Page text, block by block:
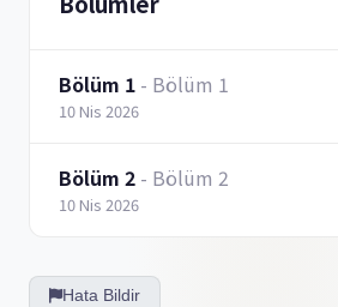
Bölüm 1 - Bölüm 1
10 Nis 2026
Bölüm 2 - Bölüm 2
10 Nis 2026
Hata Bildir